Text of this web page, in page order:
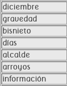
diciembre
gravedad
bisnieto
días
alcalde
arroyos
información